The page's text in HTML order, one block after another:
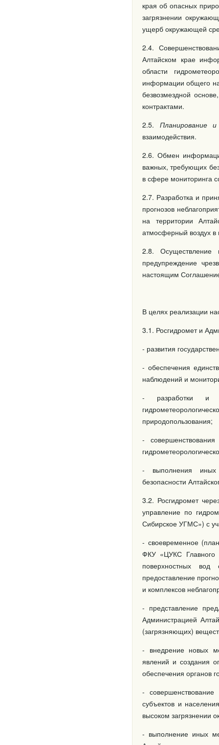
края об опасных
загрязнении
ущерб окружающей
2.4.
Алтайском крае
области
информации общего
безвозмездной
контрактами.
2.5. Планирование и
взаимодействия.
2.6. Обмен
важных, требующих
в сфере мониторинга
2.7. Разработка и
прогнозов
на территории
атмосферный воздух
2.8.
предупреждение
настоящим
В целях реализации
3.1. Росгидромет и
- развития
- обеспечения
наблюдений и
- разработки и
природопользования;
-
- выполнения иных
безопасности
3.2. Росгидромет
управление по
Сибирское УГМС») с
- своевременное
ФКУ «ЦУКС Главного
поверхностных
предоставление
и комплексов
- представление
Администрацией
(загрязняющих)
- внедрение новых
явлений и создания
обеспечения органов
-
субъектов и
высоком загрязнении
- выполнение иных